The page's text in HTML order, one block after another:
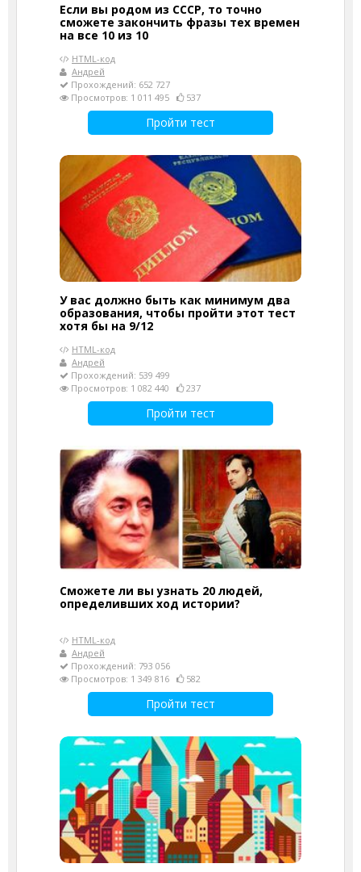
Если вы родом из СССР, то точно
сможете закончить фразы тех времен
на все 10 из 10
HTML-код
Андрей
Прохождений: 652 727
Просмотров: 1 011 495
537
Пройти тест
У вас должно быть как минимум два
образования, чтобы пройти этот тест
хотя бы на 9/12
HTML-код
Андрей
Прохождений: 539 499
Просмотров: 1 082 440
237
Пройти тест
Сможете ли вы узнать 20 людей,
определивших ход истории?
HTML-код
Андрей
Прохождений: 793 056
Просмотров: 1 349 816
582
Пройти тест